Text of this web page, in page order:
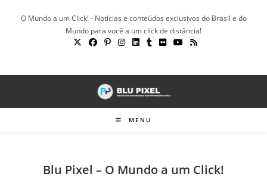
O Mundo a um Click! - Notícias e conteúdos exclusivos do Brasil e do
Mundo para você a um click de distância!
MENU
Blu Pixel – O Mundo a um Click!